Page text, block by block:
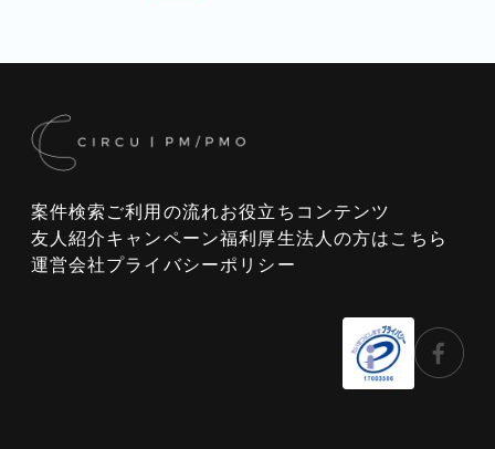
案件検索 ご利用の流れお役立ちコンテンツ
友人紹介キャンペーン福利厚生法人の方はこちら
運営会社プライバシーポリシー